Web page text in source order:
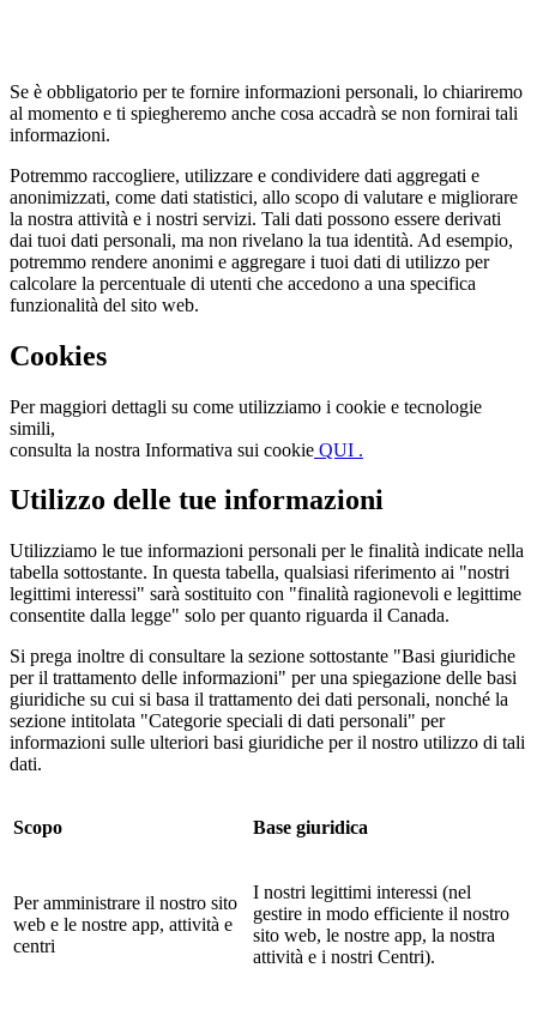
Se è obbligatorio per te fornire informazioni personali, lo chiariremo
al momento e ti spiegheremo anche cosa accadrà se non fornirai tali
informazioni.
Potremmo raccogliere, utilizzare e condividere dati aggregati e
anonimizzati, come dati statistici, allo scopo di valutare e migliorare
la nostra attività e i nostri servizi. Tali dati possono essere derivati
dai tuoi dati personali, ma non rivelano la tua identità. Ad esempio,
potremmo rendere anonimi e aggregare i tuoi dati di utilizzo per
calcolare la percentuale di utenti che accedono a una specifica
funzionalità del sito web.
Cookies
Per maggiori dettagli su come utilizziamo i cookie e tecnologie
simili,
consulta la nostra Informativa sui cookie QUI .
Utilizzo delle tue informazioni
Utilizziamo le tue informazioni personali per le finalità indicate nella
tabella sottostante. In questa tabella, qualsiasi riferimento ai "nostri
legittimi interessi" sarà sostituito con "finalità ragionevoli e legittime
consentite dalla legge" solo per quanto riguarda il Canada.
Si prega inoltre di consultare la sezione sottostante "Basi giuridiche
per il trattamento delle informazioni" per una spiegazione delle basi
giuridiche su cui si basa il trattamento dei dati personali, nonché la
sezione intitolata "Categorie speciali di dati personali" per
informazioni sulle ulteriori basi giuridiche per il nostro utilizzo di tali
dati.
Scopo Base giuridica
Per amministrare il nostro sito
web e le nostre app, attività e
centri
I nostri legittimi interessi (nel
gestire in modo efficiente il nostro
sito web, le nostre app, la nostra
attività e i nostri Centri).